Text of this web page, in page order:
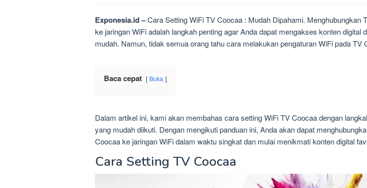
Exponesia.id –Cara Setting WiFi TV Coocaa : Mudah Dipahami. Menghubungkan
ke jaringan WiFi adalah langkah penting agar Anda dapat mengakses konten digital
mudah. Namun, tidak semua orang tahu cara melakukan pengaturan WiFi pada TV
Baca cepat Buka
Dalam artikel ini, kami akan membahas cara setting WiFi TV Coocaa dengan
yang mudah diikuti. Dengan mengikuti panduan ini, Anda akan dapat
Coocaa ke jaringan WiFi dalam waktu singkat dan mulai menikmati konten digital
Cara Setting TV Coocaa